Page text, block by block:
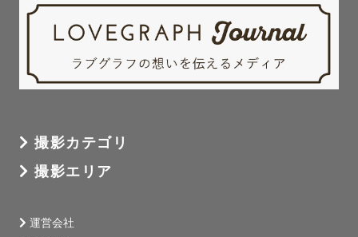
けれど、たまにはプロに頼んでみませんか？
全員が一緒に写りたいとき
何気ない日常を残したいとき
家族全員が写っているお写真を、
撮影カテゴリ
撮影エリア
運営会社